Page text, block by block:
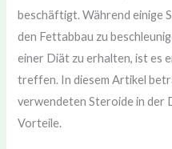
beschäftigt. Während einige
den Fettabbau zu
einer Diät zu erhalten, ist es
treffen. In diesem Artikel
verwendeten Steroide in der
Vorteile.